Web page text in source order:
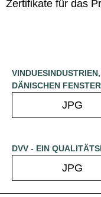
Zertifikate für das
DÄNISCHEN
JPG
DVV - EIN
JPG